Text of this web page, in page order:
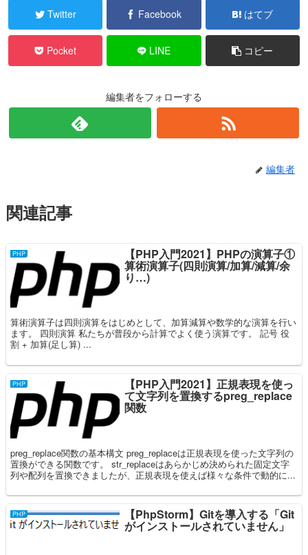
Twitter
Facebook はてブ
Pocket LINE コピー
編集者をフォローする
編集者
関連記事
PHP 【PHP入門2021】PHPの演算子①
算術演算子(四則演算/加算/減算/余
り…)
算術演算子は四則演算をはじめとして、加算減算や数学的な演算を行い
ます。 四則演算 私たちが普段から計算でよく使う演算です。 記号 役
割 + 加算(足し算) ...
PHP 【PHP入門2021】正規表現を使っ
て文字列を置換するpreg_replace
関数
preg_replace関数の基本構文 preg_replaceは正規表現を使った文字列の
置換ができる関数です。 str_replaceはあらかじめ決められた固定文字
列や配列を置換できましたが、正規表現を使えば様々な条件で動的に...
PHP 【PhpStorm】Gitを導入する「Git
がインストールされていません」